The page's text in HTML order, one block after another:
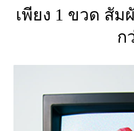
เพียง 1 ขวด สั
ก